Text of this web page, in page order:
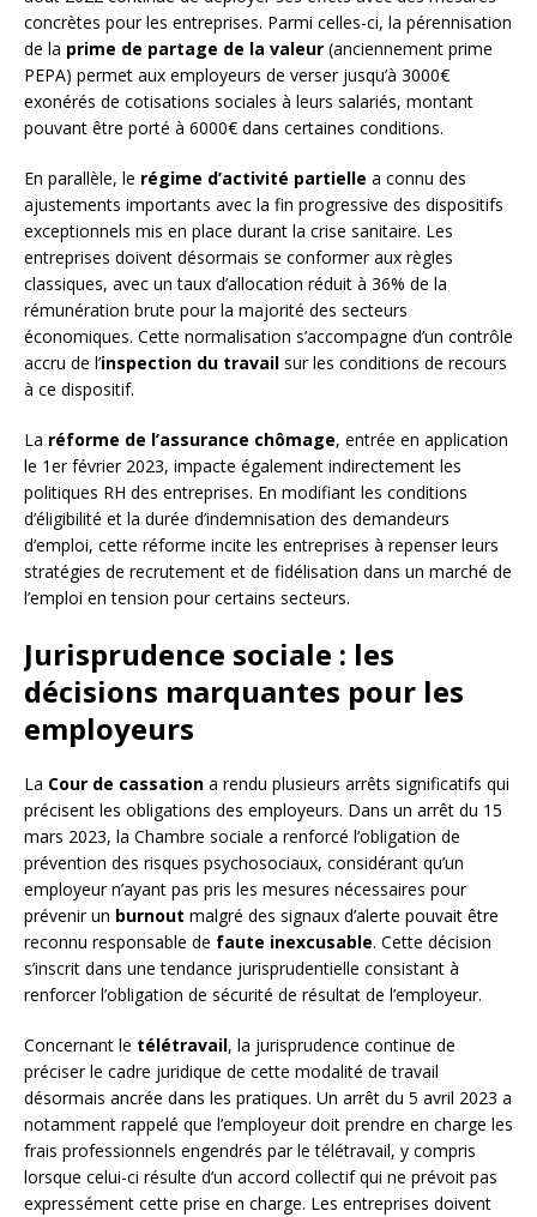
concrètes pour les entreprises. Parmi celles-ci, la pérennisation
de la prime de partage de la valeur (anciennement prime
PEPA) permet aux employeurs de verser jusqu’à 3000€
exonérés de cotisations sociales à leurs salariés, montant
pouvant être porté à 6000€ dans certaines conditions.
En parallèle, le régime d’activité partielle a connu des
ajustements importants avec la fin progressive des dispositifs
exceptionnels mis en place durant la crise sanitaire. Les
entreprises doivent désormais se conformer aux règles
classiques, avec un taux d’allocation réduit à 36% de la
rémunération brute pour la majorité des secteurs
économiques. Cette normalisation s’accompagne d’un contrôle
accru de l’inspection du travail sur les conditions de recours
à ce dispositif.
La réforme de l’assurance chômage, entrée en application
le 1er février 2023, impacte également indirectement les
politiques RH des entreprises. En modifiant les conditions
d’éligibilité et la durée d’indemnisation des demandeurs
d’emploi, cette réforme incite les entreprises à repenser leurs
stratégies de recrutement et de fidélisation dans un marché de
l’emploi en tension pour certains secteurs.
Jurisprudence sociale : les
décisions marquantes pour les
employeurs
La Cour de cassation a rendu plusieurs arrêts significatifs qui
précisent les obligations des employeurs. Dans un arrêt du 15
mars 2023, la Chambre sociale a renforcé l’obligation de
prévention des risques psychosociaux, considérant qu’un
employeur n’ayant pas pris les mesures nécessaires pour
prévenir un burnout malgré des signaux d’alerte pouvait être
reconnu responsable de faute inexcusable. Cette décision
s’inscrit dans une tendance jurisprudentielle consistant à
renforcer l’obligation de sécurité de résultat de l’employeur.
Concernant le télétravail, la jurisprudence continue de
préciser le cadre juridique de cette modalité de travail
désormais ancrée dans les pratiques. Un arrêt du 5 avril 2023 a
notamment rappelé que l’employeur doit prendre en charge les
frais professionnels engendrés par le télétravail, y compris
lorsque celui-ci résulte d’un accord collectif qui ne prévoit pas
expressément cette prise en charge. Les entreprises doivent